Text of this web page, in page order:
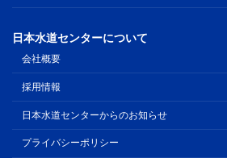
日本水道センターについて
会社概要
採用情報
日本水道センターからのお知らせ
プライバシーポリシー